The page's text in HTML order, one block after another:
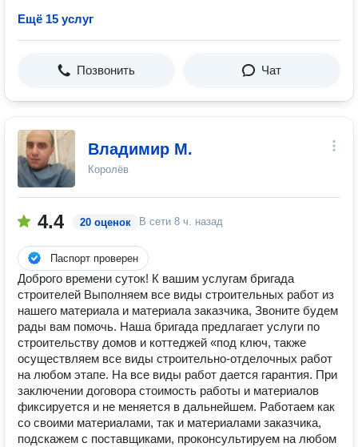
Ещё 15 услуг
Позвонить Чат
Владимир М.
Королёв
4.4 20 оценок В сети 8 ч. назад
Паспорт проверен
Доброго времени суток! К вашим услугам бригада
строителей Выполняем все виды строительных работ из
нашего материала и материала заказчика, Звоните будем
рады вам помочь. Наша бригада предлагает услуги по
строительству домов и коттеджей «под ключ, также
осуществляем все виды строительно-отделочных работ
на любом этапе. На все виды работ дается гарантия. При
заключении договора стоимость работы и материалов
фиксируется и не меняется в дальнейшем. Работаем как
со своими материалами, так и материалами заказчика,
подскажем с поставщиками, проконсультируем на любом